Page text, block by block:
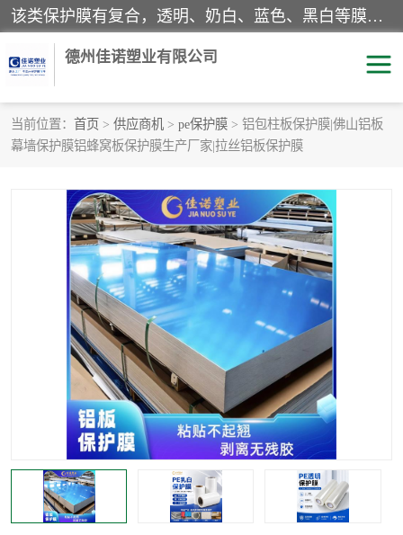
该类保护膜有复合，透明、奶白、蓝色、黑白等膜型。特高粘，高粘，中高粘，中粘，中低粘，低粘等。对于不同的粘力要求有相应的产品相适配。无胶渍残留污染。在较宽的收卷幅度下平整无皱纹，收卷长度大，利于机械化及自动化施工粘贴。为您的产品提供的表面保护解决方案。 产品广泛适用于：铝材、不锈钢、金属、塑料、电子、家电、家具、玻璃、化工材料、装饰材料等。
德州佳诺塑业有限公司
当前位置： 首页 > 供应商机 > pe保护膜 > 铝包柱板保护膜|佛山铝板
幕墙保护膜铝蜂窝板保护膜生产厂家|拉丝铝板保护膜
pe保护膜 包装膜
地毯保护膜 家具保护膜
拉伸缠绕膜 透明保护膜
黑白保护膜 乳白保护膜
明蓝保护膜 纯黑保护膜
印字保护膜 彩钢板保护膜
不绣钢板保护膜 两边上胶保护膜
窗缝阻风胶带 铝板保护膜
不锈钢板保护膜 一次性隔离膜